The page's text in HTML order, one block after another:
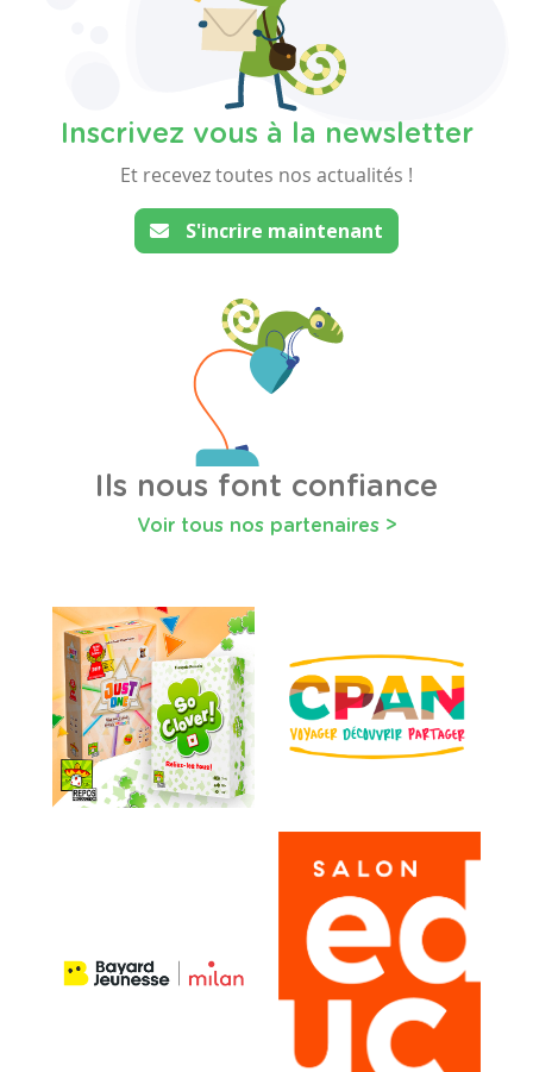
Inscrivez vous à la newsletter
Et recevez toutes nos actualités !
S'incrire maintenant
Ils nous font confiance
Voir tous nos partenaires >